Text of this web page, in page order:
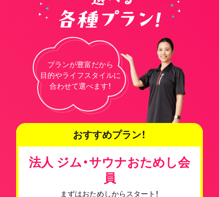
プランが豊富だから
目的やライフスタイルに
合わせて選べます！
おすすめプラン！
法人 ジム・サウナおためし会
員
まずはおためしからスタート！